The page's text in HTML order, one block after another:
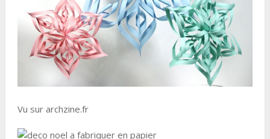
Vu sur archzine.fr